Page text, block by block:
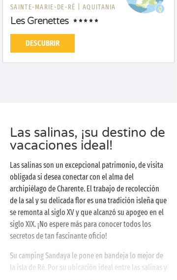
SAINTE-MARIE-DE-RÉ | AQUITANIA
Les Grenettes
DESCUBRIR
Las salinas, ¡su destino de
vacaciones ideal!
Las salinas son un excepcional patrimonio, de visita
obligada si desea conectar con el alma del
archipiélago de Charente. El trabajo de recolección
de la sal y su delicada flor es una tradición isleña que
se remonta al siglo XV y que alcanzó su apogeo en el
siglo XIX. ¡No espere más para conocer todos los
secretos de tan fascinante oficio!
Su camping Sandaya le pone en bandeja lo mejor de
la isla de Ré. Por su ubicación ideal entre las salinas y